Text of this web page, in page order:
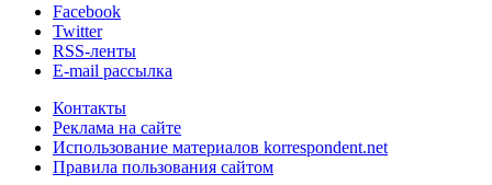
Facebook
Twitter
RSS-ленты
E-mail рассылка
Контакты
Реклама на сайте
Использование материалов korrespondent.net
Правила пользования сайтом